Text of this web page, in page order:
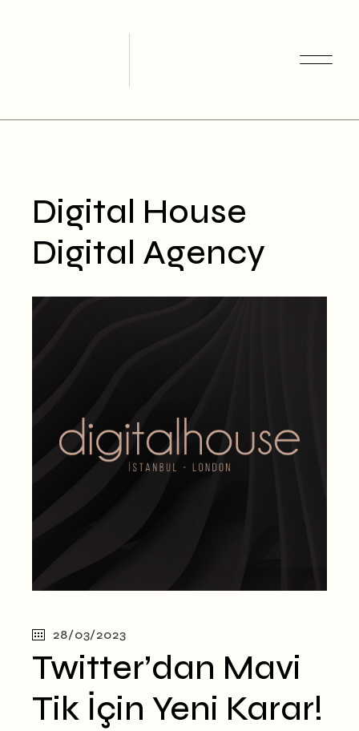
Digital House
Digital Agency
28/03/2023
Twitter’dan Mavi
Tik İçin Yeni Karar!